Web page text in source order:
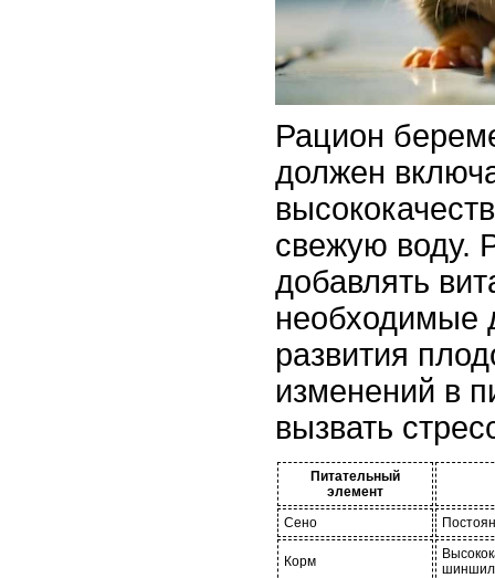
Рацион
должен
свежую воду.
добавлять
необходимые
развития
изменений в
вызвать
Питательный
элемент
Сено
Корм